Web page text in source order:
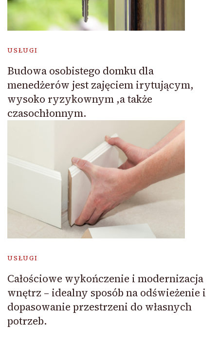
USŁUGI
Budowa osobistego domku dla
menedżerów jest zajęciem irytującym,
wysoko ryzykownym ,a także
czasochłonnym.
USŁUGI
Całościowe wykończenie i modernizacja
wnętrz – idealny sposób na odświeżenie i
dopasowanie przestrzeni do własnych
potrzeb.